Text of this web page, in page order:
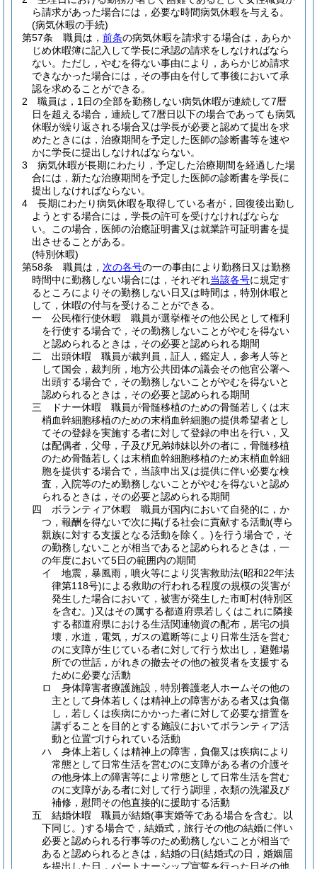
ら請求があった場合には，必要な時間病気休暇を与える。
(病気休暇の手続)
第57条
職員は， 前条の病気休暇を請求する場合は，あらか
じめ休暇簿に記入して学長に承認の請求をしなければなら
ない。 ただし，やむを得ない事由により，あらかじめ請求
できなかった場合には，その事由を付して事後において承
認を求めることができる。
2
職員は，1日の全部を勤務しない病気休暇が連続して7暦
日を超える場合，連続して7暦日以下の場合であっても病気
休暇が繰り返される場合又は学長が必要と認めて提出を求
めたときには，治療期間を予定した医師の診断書等を速や
かに学長に提出しなければならない。
3
病気休暇が長期にわたり，予定した治療期間を経過した場
合には，新たな治療期間を予定した医師の診断書を学長に
提出しなければならない。
4
長期にわたり病気休暇を取得している者が，回復後出勤し
ようとする場合には，学長の許可を受けなければならな
い。
この場合，医師の治癒証明書又は就業許可証明書を提
出させることがある。
(特別休暇)
第58条
職員は， 次の各号の一の事由により勤務日又は勤務
時間中に勤務しない場合には，それぞれ当該各号に規定す
るところによりその勤務しない日又は時間は，特別休暇と
して，休暇の付与を受けることができる。
一
公民権行使休暇 職員が選挙権その他公民として権利
を行使する場合で，その勤務しないことがやむを得ない
と認められるときは，その必要と認められる期間
二
出頭休暇 職員が裁判員，証人，鑑定人，参考人等と
して国会，裁判所，地方公共団体の議会その他官公署へ
出頭する場合で，その勤務しないことがやむを得ないと
認められるときは，その必要と認められる期間
三
ドナー休暇 職員が骨髄移植のための骨髄若しくは末
梢血幹細胞移植のための末梢血幹細胞の提供希望者とし
てその登録を実施する者に対して登録の申出を行い，又
は配偶者，父母，子及び兄弟姉妹以外の者に，骨髄移植
のため骨髄若しくは末梢血幹細胞移植のため末梢血幹細
胞を提供する場合で，当該申出又は提供に伴い必要な検
査，入院等のため勤務しないことがやむを得ないと認め
られるときは，その必要と認められる期間
四
ボランティア休暇 職員が国内において自発的に，か
つ，報酬を得ないで次に掲げる社会に貢献する活動(専ら
親族に対する支援となる活動を除く。)を行う場合で，そ
の勤務しないことが相当であると認められるときは，一
の年度において5日の範囲内の期間
イ
地震，暴風雨，噴火等により災害救助法(昭和22年法
律第118号)による救助の行われる程度の規模の災害が
発生した場合において，被害が発生した市町村(特別区
を含む。)又はその属する都道府県若しくはこれに隣接
する都道府県における生活関連物資の配布，居宅の損
壊，水道，電気，ガスの遮断等により日常生活を営む
のに支障が生じている者に対して行う炊出し，避難場
所での世話，がれきの撤去その他の被災者を支援する
ために必要な活動
ロ
身体障害者療護施設，特別養護老人ホームその他の
主として身体若しくは精神上の障害がある者又は負傷
し，若しくは疾病にかかった者に対して必要な措置を
講ずることを目的とする施設においてボランティア活
動と位置づけられている活動
ハ
身体上若しくは精神上の障害，負傷又は疾病により
常態として日常生活を営むのに支障がある者の介護そ
の他身体上の障害等により常態として日常生活を営む
のに支障がある者に対して行う調理，衣類の洗濯及び
補修，慰問その他直接的に援助する活動
五
結婚休暇 職員が結婚(事実婚等である場合を含む。以
下同じ。)する場合で，結婚式，旅行その他の結婚に伴い
必要と認められる行事等のため勤務しないことが相当で
あると認められるときは，結婚の日(結婚式の日，婚姻届
を提出した日，パートナーシップ宣誓を行った日その他